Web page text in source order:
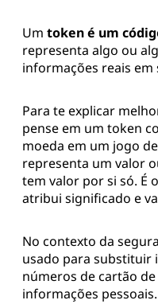
Um token é um
representa algo ou
informações reais em
Para te explicar
pense em um token
moeda em um jogo
representa um valor
tem valor por si só. É
atribui significado e
No contexto da
usado para substituir
números de cartão
informações pessoais.